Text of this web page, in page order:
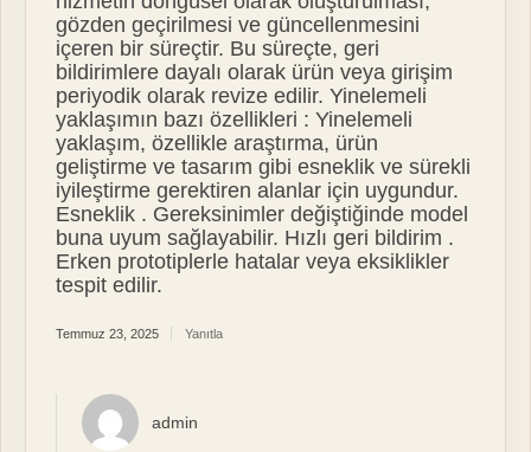
gözden geçirilmesi ve güncellenmesini
içeren bir süreçtir. Bu süreçte, geri
bildirimlere dayalı olarak ürün veya girişim
periyodik olarak revize edilir. Yinelemeli
yaklaşımın bazı özellikleri : Yinelemeli
yaklaşım, özellikle araştırma, ürün
geliştirme ve tasarım gibi esneklik ve sürekli
iyileştirme gerektiren alanlar için uygundur.
Esneklik . Gereksinimler değiştiğinde model
buna uyum sağlayabilir. Hızlı geri bildirim .
Erken prototiplerle hatalar veya eksiklikler
tespit edilir.
Temmuz 23, 2025 Yanıtla
admin